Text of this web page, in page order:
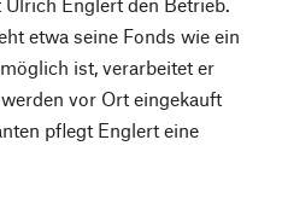
etwa seine Fonds wie ein
ist, verarbeitet er
vor Ort eingekauft
pflegt Englert eine